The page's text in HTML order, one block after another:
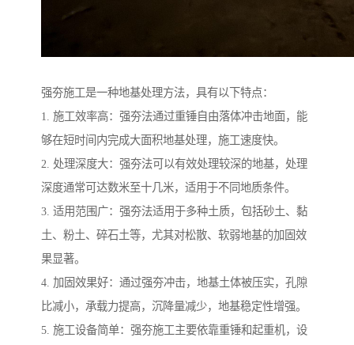
强夯施工是一种地基处理方法，具有以下特点：
1. 施工效率高：强夯法通过重锤自由落体冲击地面，能
够在短时间内完成大面积地基处理，施工速度快。
2. 处理深度大：强夯法可以有效处理较深的地基，处理
深度通常可达数米至十几米，适用于不同地质条件。
3. 适用范围广：强夯法适用于多种土质，包括砂土、黏
土、粉土、碎石土等，尤其对松散、软弱地基的加固效
果显著。
4. 加固效果好：通过强夯冲击，地基土体被压实，孔隙
比减小，承载力提高，沉降量减少，地基稳定性增强。
5. 施工设备简单：强夯施工主要依靠重锤和起重机，设